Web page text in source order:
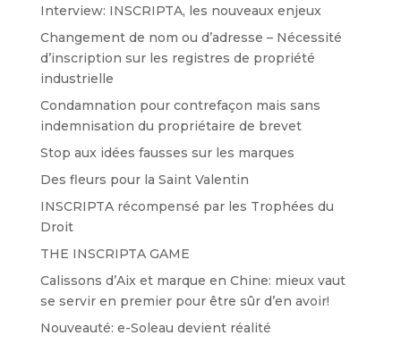
Interview: INSCRIPTA, les nouveaux enjeux
Changement de nom ou d’adresse – Nécessité
d’inscription sur les registres de propriété
industrielle
Condamnation pour contrefaçon mais sans
indemnisation du propriétaire de brevet
Stop aux idées fausses sur les marques
Des fleurs pour la Saint Valentin
INSCRIPTA récompensé par les Trophées du
Droit
THE INSCRIPTA GAME
Calissons d’Aix et marque en Chine: mieux vaut
se servir en premier pour être sûr d’en avoir!
Nouveauté: e-Soleau devient réalité